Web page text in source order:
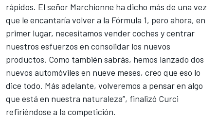
rápidos. El señor Marchionne ha dicho más de una vez
que le encantaría volver a la Fórmula 1, pero ahora, en
primer lugar, necesitamos vender coches y centrar
nuestros esfuerzos en consolidar los nuevos
productos. Como también sabrás, hemos lanzado dos
nuevos automóviles en nueve meses, creo que eso lo
dice todo. Más adelante, volveremos a pensar en algo
que está en nuestra naturaleza”, finalizó Curci
refiriéndose a la competición.